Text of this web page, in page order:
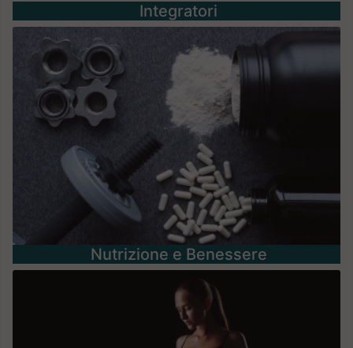
Integratori
Nutrizione e Benessere